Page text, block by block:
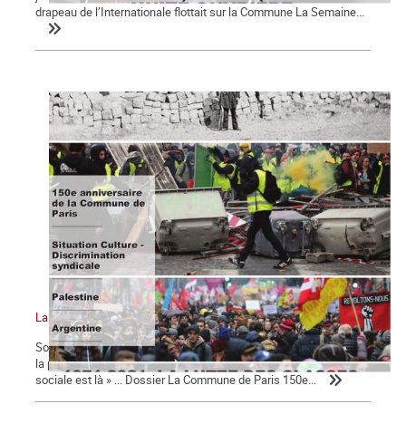
drapeau de l’Internationale flottait sur la Commune La Semaine...
La Commune n°127
Sommaire : La Commune de Paris 150e anniversaire Pour le FMI,
la pandémie sera source de « troubles sociaux » « La colère
sociale est là » ... Dossier La Commune de Paris 150e...